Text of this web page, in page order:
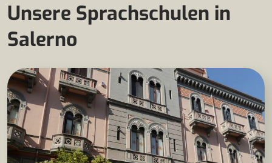
Unsere Sprachschulen in
Salerno